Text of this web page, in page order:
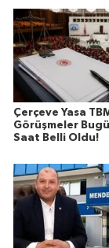
Çerçeve Yasa
Görüşmeler
Saat Belli Oldu!